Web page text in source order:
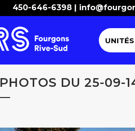
450-646-6398 |
PHOTOS DU 25-09-